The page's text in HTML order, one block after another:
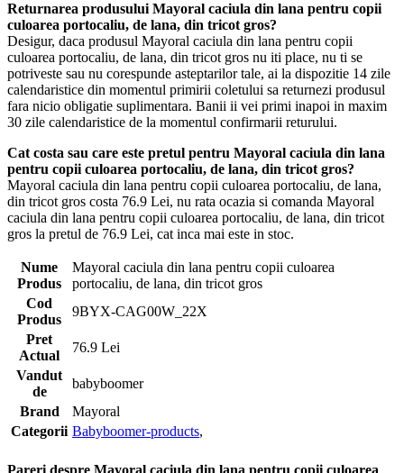
Returnarea produsului Mayoral caciula din lana pentru copii
culoarea portocaliu, de lana, din tricot gros?
Desigur, daca produsul Mayoral caciula din lana pentru copii
culoarea portocaliu, de lana, din tricot gros nu iti place, nu ti se
potriveste sau nu corespunde asteptarilor tale, ai la dispozitie 14 zile
calendaristice din momentul primirii coletului sa returnezi produsul
fara nicio obligatie suplimentara. Banii ii vei primi inapoi in maxim
30 zile calendaristice de la momentul confirmarii returului.
Cat costa sau care este pretul pentru Mayoral caciula din lana
pentru copii culoarea portocaliu, de lana, din tricot gros?
Mayoral caciula din lana pentru copii culoarea portocaliu, de lana,
din tricot gros costa 76.9 Lei, nu rata ocazia si comanda Mayoral
caciula din lana pentru copii culoarea portocaliu, de lana, din tricot
gros la pretul de 76.9 Lei, cat inca mai este in stoc.
Nume
Produs
Mayoral caciula din lana pentru copii culoarea
portocaliu, de lana, din tricot gros
Cod
Produs
9BYX-CAG00W_22X
Pret
Actual
76.9 Lei
Vandut
de
babyboomer
Brand
Mayoral
Categorii Babyboomer-products,
Pareri despre Mayoral caciula din lana pentru copii culoarea